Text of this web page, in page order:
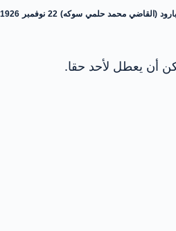
الخليفة الجزئية (القاضي سعيد أور بك) 21 ابريل 1926 المحاماة 7 رقم 253 ص376 الجدول العشري الأول للمحاماة رقم 1073. سمالوط الجزئية (القاضي اسكندر حنا) 30 مايو 1926 المحاماة 6 رقم 451 ص746. إيتاي البارود (القاضي محمد حلمي سوكه) 22 نوفمبر 1926
أن يعطل لأحد حقا.